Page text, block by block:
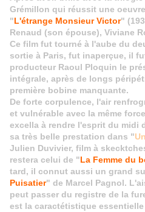
Grémillon qui réussit une
"L'étrange Monsieur Victor"
Renaud (son épouse), Viviane
Ce film fut tourné à l'aube du
sortie à Paris, fut inaperçue, il
producteur Raoul Ploquin le
intégrale, après de longs
première bobine manquante.
De forte corpulence, l'air
et vulnérable avec la même
excella à rendre l'esprit du midi
sa très belle prestation dans "
Julien Duvivier, film à
restera celui de "La Femme du
tard, il connut aussi un grand
Puisatier" de Marcel Pagnol.
peut passer du registre de la
est la caractétistique